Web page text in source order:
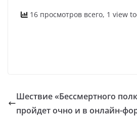
16 просмотров всего, 1 view
Шествие «Бессмертного
пройдет очно и в онлайн-